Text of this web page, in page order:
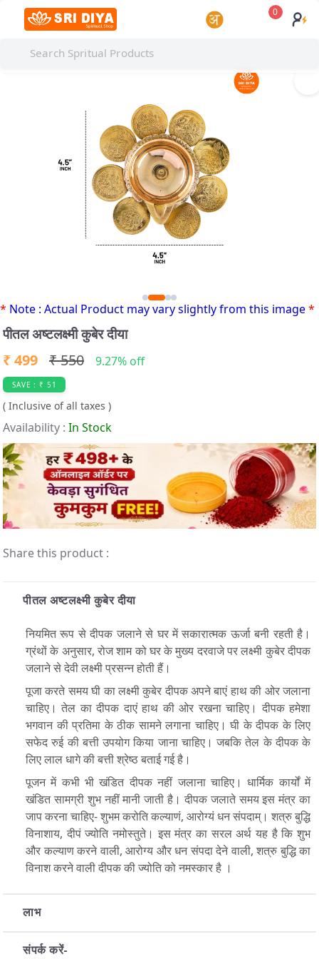
0
I
e
m
3
o
f
4
* Note : Actual Product may vary slightly from this image*
पीतल अष्टलक्ष्मी कुबेर दीया
₹ 499 ₹ 550 9.27% off
SAVE : ₹ 51
( Inclusive of all taxes )
Availability : In Stock
Share this product :
पीतल अष्टलक्ष्मी कुबेर दीया
नियमित रूप से दीपक जलाने से घर में सकारात्मक ऊर्जा बनी रहती है।
ग्रंथों के अनुसार, रोज शाम को घर के मुख्य दरवाजे पर लक्ष्मी कुबेर दीपक
जलाने से देवी लक्ष्मी प्रसन्न होती हैं।
पूजा करते समय घी का लक्ष्मी कुबेर दीपक अपने बाएं हाथ की ओर जलाना
चाहिए। तेल का दीपक दाएं हाथ की ओर रखना चाहिए। दीपक हमेशा
भगवान की प्रतिमा के ठीक सामने लगाना चाहिए। घी के दीपक के लिए
सफेद रुई की बत्ती उपयोग किया जाना चाहिए। जबकि तेल के दीपक के
लिए लाल धागे की बत्ती श्रेष्ठ बताई गई है।
पूजन में कभी भी खंडित दीपक नहीं जलाना चाहिए। धार्मिक कार्यों में
खंडित सामग्री शुभ नहीं मानी जाती है। दीपक जलाते समय इस मंत्र का
जाप करना चाहिए- शुभम करोति कल्याणं, आरोग्यं धन संपदाम्। शत्रु बुद्धि
विनाशाय, दीपं ज्योति नमोस्तुते। इस मंत्र का सरल अर्थ यह है कि शुभ
और कल्याण करने वाली, आरोग्य और धन संपदा देने वाली, शत्रु बुद्धि का
विनाश करने वाली दीपक की ज्योति को नमस्कार है ।
लाभ
संपर्क करें-